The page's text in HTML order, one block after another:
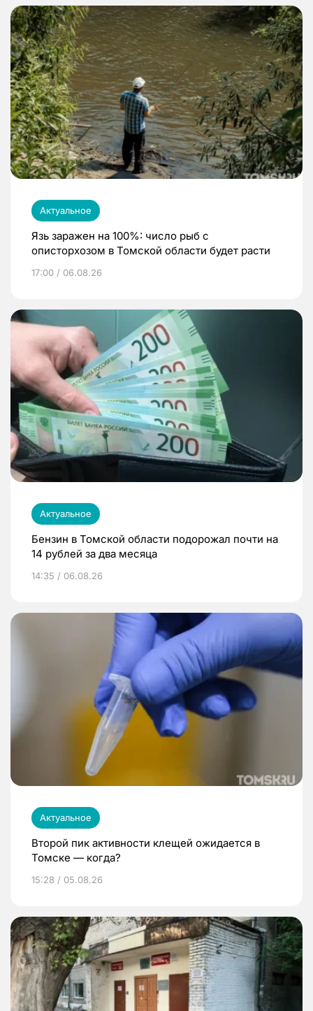
Актуальное
Язь заражен на 100%: число рыб с
описторхозом в Томской области будет расти
17:00 / 06.08.26
Актуальное
Бензин в Томской области подорожал почти на
14 рублей за два месяца
14:35 / 06.08.26
Актуальное
Второй пик активности клещей ожидается в
Томске — когда?
15:28 / 05.08.26